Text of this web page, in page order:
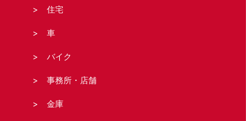
住宅
車
バイク
事務所・店舗
金庫